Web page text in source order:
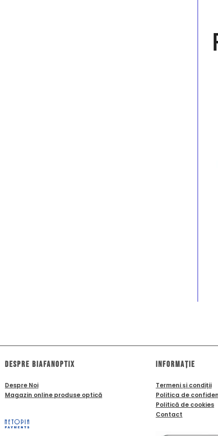
dESPRE biafanoptix
Despre Noi
Magazin online produse optică
Informație
Termeni și condiții
Politica de
Politică de cookies
Contact